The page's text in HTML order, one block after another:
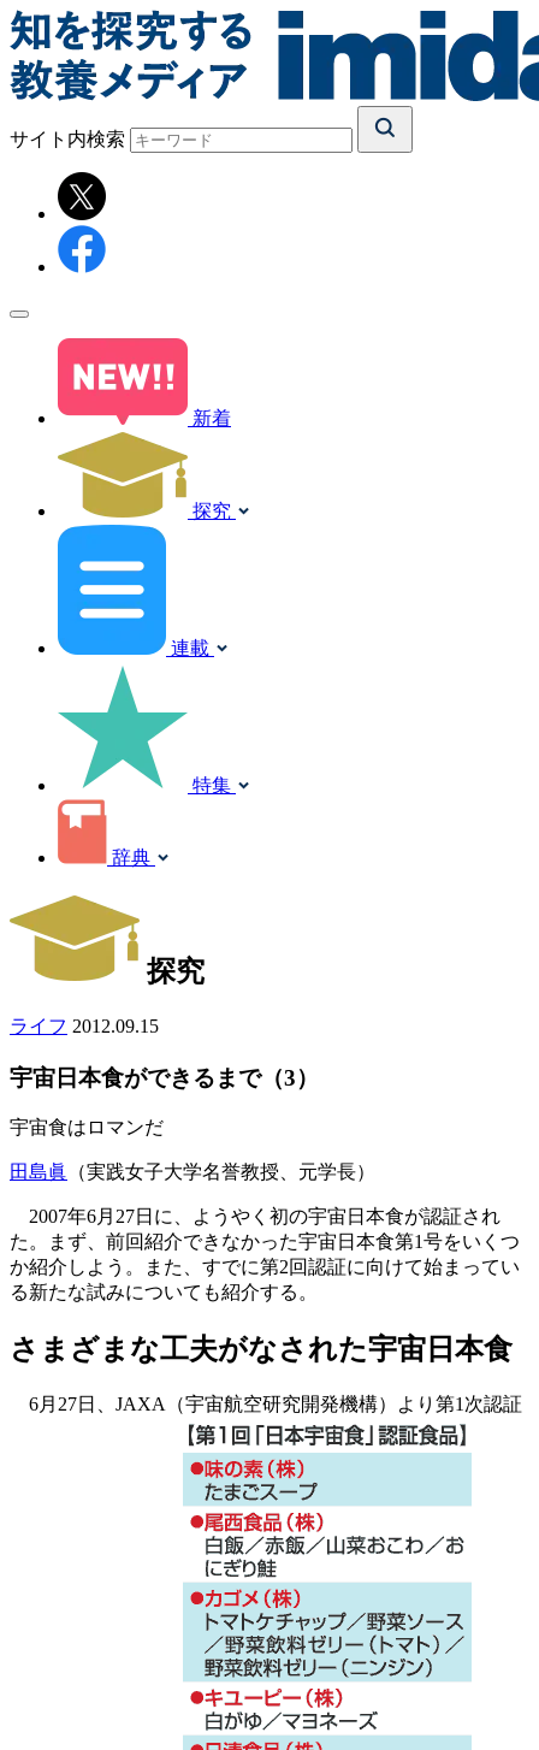
サイト内検索
新着
探究
連載
特集
辞典
探究
ライフ 2012.09.15
宇宙日本食ができるまで（3）
宇宙食はロマンだ
田島眞 （実践女子大学名誉教授、元学長）
2007年6月27日に、ようやく初の宇宙日本食が認証され
た。まず、前回紹介できなかった宇宙日本食第1号をいくつ
か紹介しよう。また、すでに第2回認証に向けて始まってい
る新たな試みについても紹介する。
さまざまな工夫がなされた宇宙日本食
6月27日、JAXA（宇宙航空研究開発機構）より第1次認証